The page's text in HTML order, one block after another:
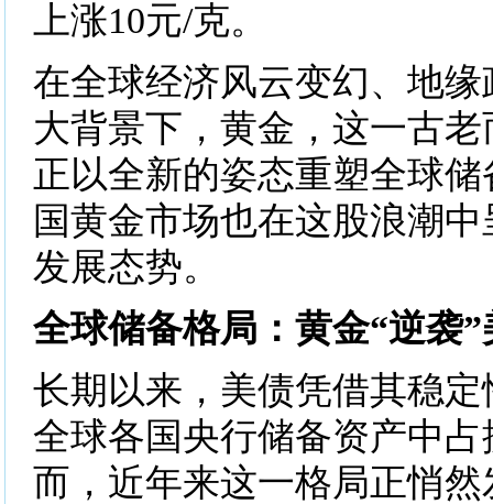
上涨10元/克。
在全球经济风云变幻、地
大背景下，黄金，这一古
正以全新的姿态重塑全球
国黄金市场也在这股浪潮
发展态势。
全球储备格局：黄金“逆袭”
长期以来，美债凭借其稳
全球各国央行储备资产中
而，近年来这一格局正悄